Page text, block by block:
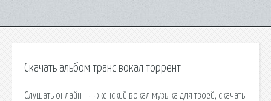
Скачать альбом транс вокал торрент
Слушать онлайн - ···· женский вокал музыка для твоей, скачать